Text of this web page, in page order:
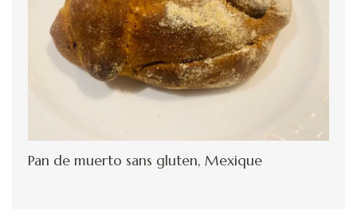
Pan de muerto sans gluten, Mexique